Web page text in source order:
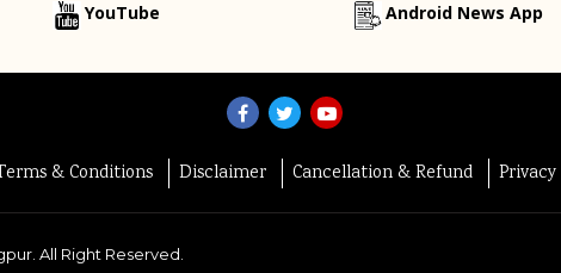
YouTube Android News App
& Conditions Disclaimer Cancellation & Refund Privacy
All Right Reserved.